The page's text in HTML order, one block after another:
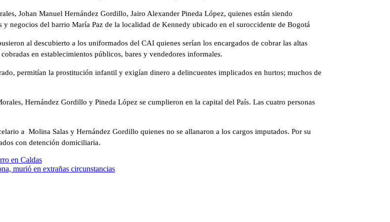
Johan Manuel Hernández Gordillo, Jairo Alexander Pineda López, quienes están siendo
negocios del barrio María Paz de la localidad de Kennedy ubicado en el suroccidente de Bogotá
al descubierto a los uniformados del CAI quienes serían los encargados de cobrar las altas
en establecimientos públicos, bares y vendedores informales.
permitían la prostitución infantil y exigían dinero a delincuentes implicados en hurtos; muchos de
Hernández Gordillo y Pineda López se cumplieron en la capital del País. Las cuatro personas
a Molina Salas y Hernández Gordillo quienes no se allanaron a los cargos imputados. Por su
con detención domiciliaria.
en Caldas
murió en extrañas circunstancias